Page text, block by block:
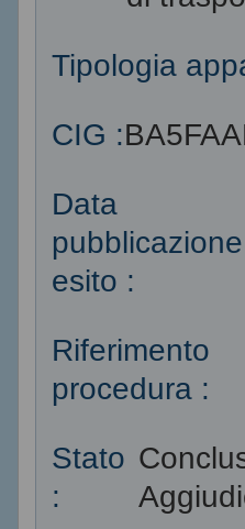
Tipologia
CIG :
Data
pubblicazione
esito :
Riferimento
procedura :
Stato
: